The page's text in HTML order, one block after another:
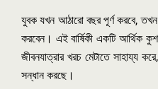
যুবক যখন আঠারো বছর পূর্ণ করবে,
করবেন। এই বার্ষিকী একটি আর্থিক
জীবনযাত্রার খরচ মেটাতে সাহায্য
সন্ধান করছে।